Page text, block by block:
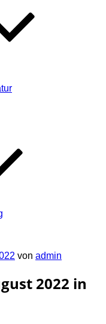
von admin
2022 in